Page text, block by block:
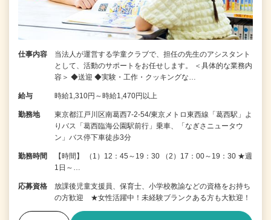
仕事内容
当法人が運営する学童クラブで、担任の先生のアシスタント
として、活動のサポートをお任せします。 ＜具体的な業務内
容＞ ◆送迎 ◆実験・工作・クッキングな…
給与 時給1,310円～時給1,470円以上
勤務地
東京都江戸川区南葛西7-2-54/東京メトロ東西線「葛西駅」よ
りバス「葛西臨海公園駅前行」乗車、「なぎさニュータウ
ン」バス停下車徒歩3分
勤務時間
【時間】 （1）12：45～19：30 （2）17：00～19：30 ★週
1日～…
応募資格
放課後児童支援員、保育士、小学校教諭などの資格をお持ち
の方歓迎 ★女性活躍中！未経験ブランクある方も大歓迎！